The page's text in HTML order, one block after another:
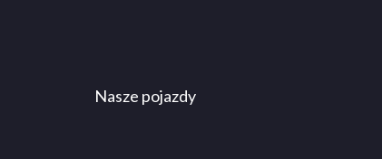
Nasze pojazdy